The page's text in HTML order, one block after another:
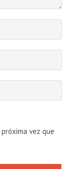
vez que